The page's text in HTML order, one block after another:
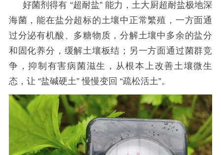
好菌剂得有 “超耐盐” 能力，土大厨超耐盐极地深
海菌，能在盐分超标的土壤中正常繁殖，一方面通
过分泌有机酸、多糖物质，分解土壤中多余的盐分
和固化养分，缓解土壤板结；另一方面通过菌群竞
争，抑制有害病菌滋生，从根本上改善土壤微生
态，让 “盐碱硬土” 慢慢变回 “疏松活土”。